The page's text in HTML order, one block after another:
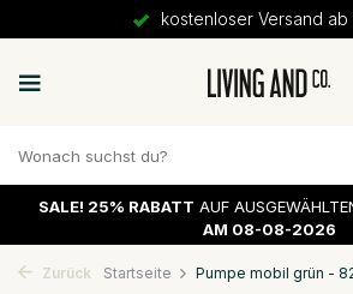
kostenloser Versand ab
SALE! 25% RABATT AUF
AM 08-08-2026
Zurück Startseite Pumpe mobil grün -